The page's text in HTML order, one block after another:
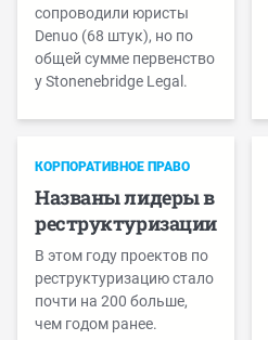
сопроводили юристы
Denuo (68 штук), но по
общей сумме первенство
у Stonenebridge Legal.
КОРПОРАТИВНОЕ ПРАВО
Названы лидеры в
реструктуризации
В этом году проектов по
реструктуризацию стало
почти на 200 больше,
чем годом ранее.